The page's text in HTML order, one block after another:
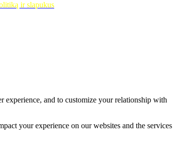
ir slapukus
experience, and to customize your relationship with
your experience on our websites and the services